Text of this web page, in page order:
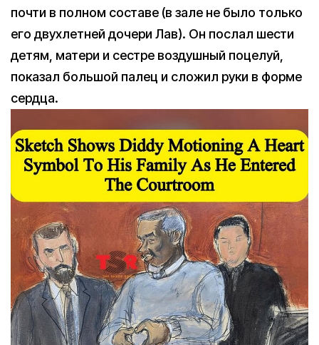
почти в полном составе (в зале не было только
его двухлетней дочери Лав). Он послал шести
детям, матери и сестре воздушный поцелуй,
показал большой палец и сложил руки в форме
сердца.